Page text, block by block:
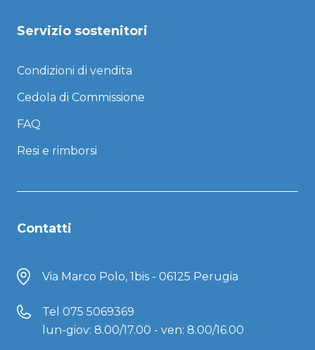
Servizio sostenitori
Condizioni di vendita
Cedola di Commissione
FAQ
Resi e rimborsi
Contatti
Via Marco Polo, 1bis - 06125 Perugia
Tel 075 5069369
lun-giov: 8.00/17.00 - ven: 8.00/16.00